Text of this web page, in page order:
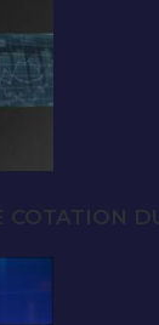
COTATION